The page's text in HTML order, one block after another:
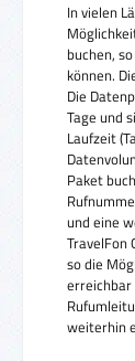
In vielen
buchen,
können.
Die
Tage und
Laufzeit
Paket
und eine
TravelFon
so die
erreichbar
weiterhin